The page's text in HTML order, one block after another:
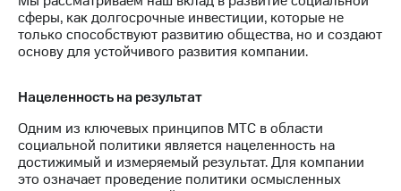
сферы, как долгосрочные инвестиции, которые не
только способствуют развитию общества, но и создают
основу для устойчивого развития компании.
Нацеленность на результат
Одним из ключевых принципов МТС в области
социальной политики является нацеленность на
достижимый и измеряемый результат. Для компании
это означает проведение политики осмысленных